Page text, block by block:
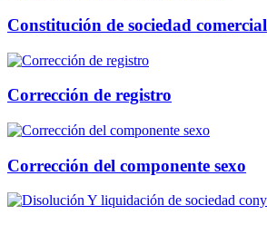
Constitución de sociedad comercial
Corrección de registro
Corrección del componente sexo